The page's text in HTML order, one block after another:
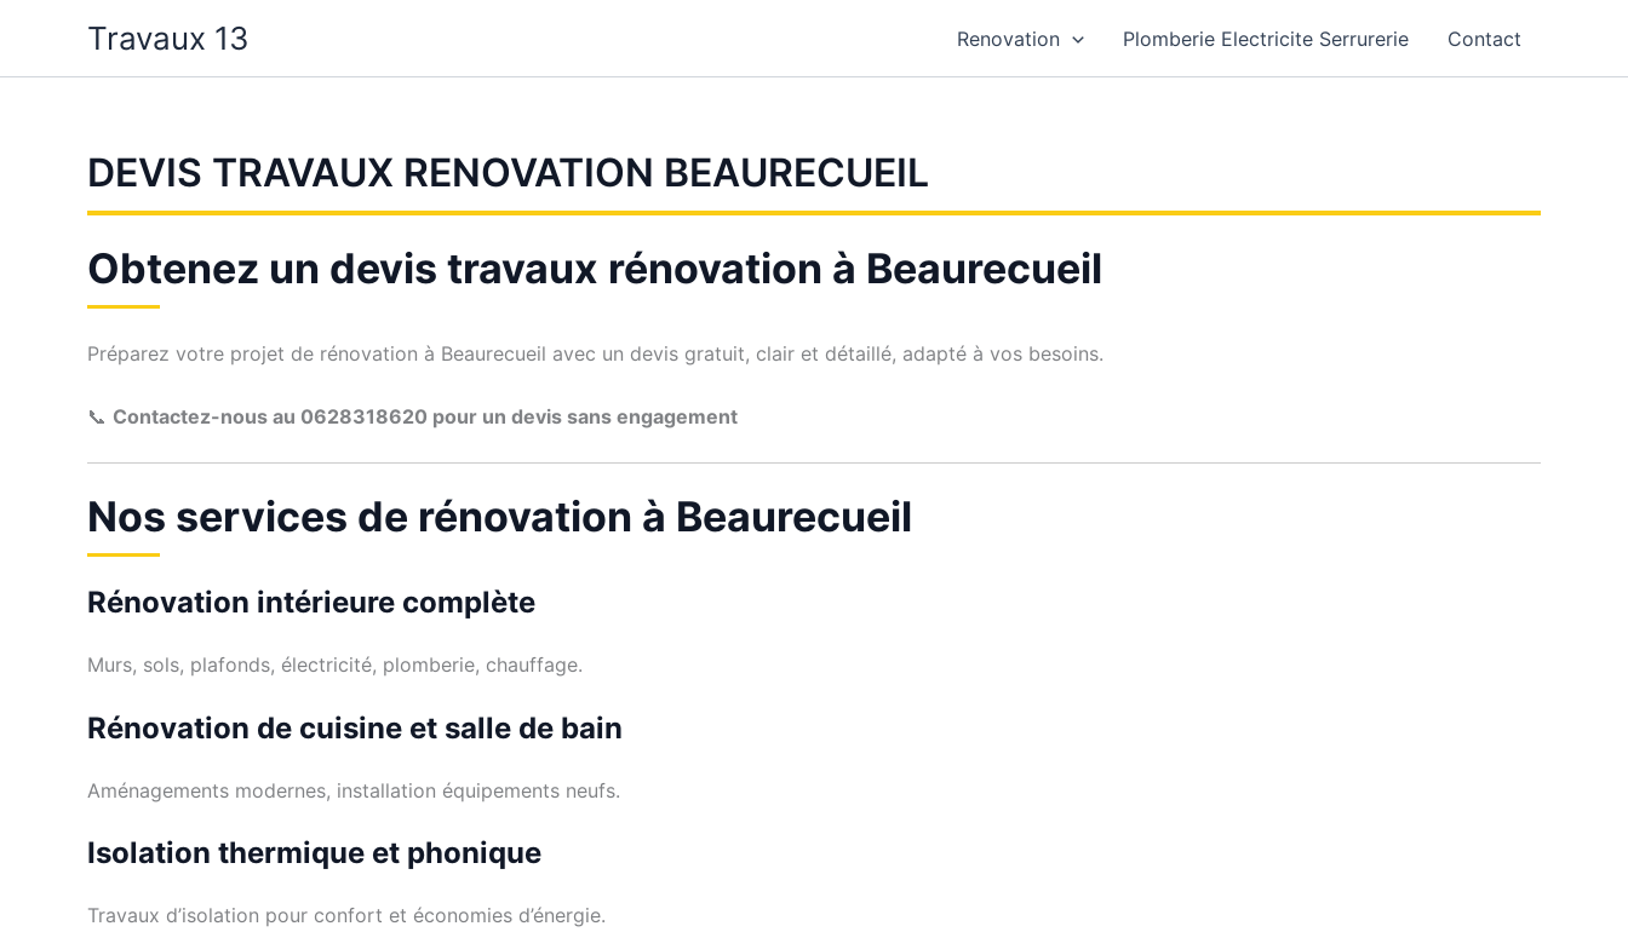
contenu
Travaux 13 Renovation Plomberie Electricite Serrurerie Contact
DEVIS TRAVAUX RENOVATION BEAURECUEIL
Obtenez un devis travaux rénovation à Beaurecueil
Préparez votre projet de rénovation à Beaurecueil avec un devis gratuit, clair et détaillé, adapté à vos besoins.
📞 Contactez-nous au 0628318620 pour un devis sans engagement
Nos services de rénovation à Beaurecueil
Rénovation intérieure complète
Murs, sols, plafonds, électricité, plomberie, chauffage.
Rénovation de cuisine et salle de bain
Aménagements modernes, installation équipements neufs.
Isolation thermique et phonique
Travaux d’isolation pour confort et économies d’énergie.